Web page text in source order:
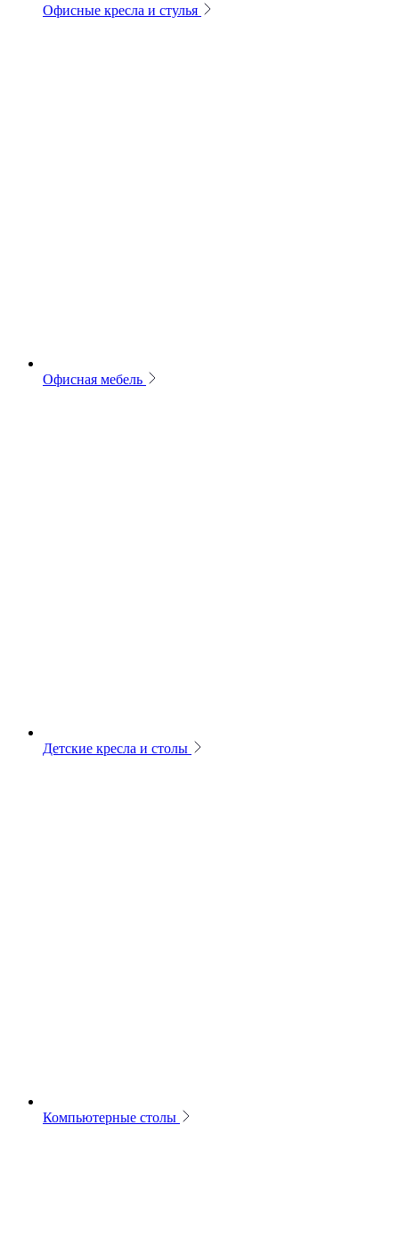
Офисные кресла и стулья
Офисная мебель
Детские кресла и столы
Компьютерные столы